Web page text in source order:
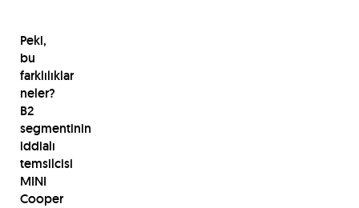
Peki,
bu
farklılıklar
neler?
B2
segmentinin
iddialı
temsilcisi
MINI
Cooper